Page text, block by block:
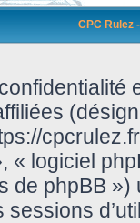
CPC Rulez
« logiciel
de phpBB
sessions